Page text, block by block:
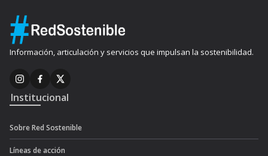
Información, articulación y servicios que impulsan la sostenibilidad.
Institucional
Sobre Red Sostenible
Líneas de acción